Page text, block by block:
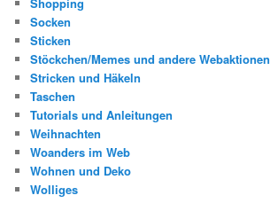
Socken
Sticken
Stöckchen/Memes und andere Webaktionen
Stricken und Häkeln
Taschen
Tutorials und Anleitungen
Weihnachten
Woanders im Web
Wohnen und Deko
Wolliges